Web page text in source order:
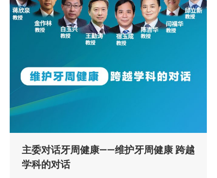
主委对话牙周健康——维护牙周健康 跨越
学科的对话